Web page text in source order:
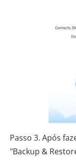
Passo 3. Após
"Backup &